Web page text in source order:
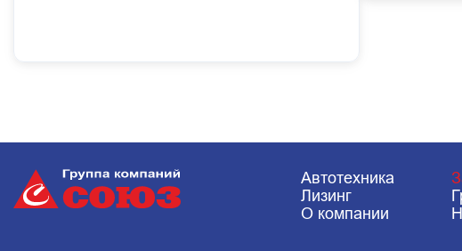
Автотехника
Лизинг
О компании